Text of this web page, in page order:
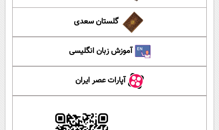
گلستان سعدی
آموزش زبان انگلیسی
آپارات عصر ایران